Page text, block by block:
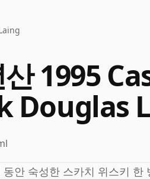
1995
Douglas
안 숙성한 스카치 위스키 한